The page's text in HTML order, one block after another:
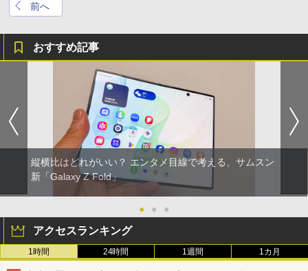
前へ
おすすめ記事
縦横比はどれがいい？ エンタメ目線で考える、サムスン
新「Galaxy Z Fold」
● ● ●
アクセスランキング
1時間 24時間 1週間 1カ月